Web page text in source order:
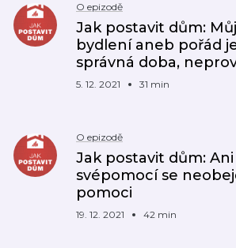
O epizodě
Jak postavit dům:
bydlení aneb pořád
správná doba,
5. 12. 2021 31 min
O epizodě
Jak postavit dům:
svépomocí se
pomoci
19. 12. 2021 42 min